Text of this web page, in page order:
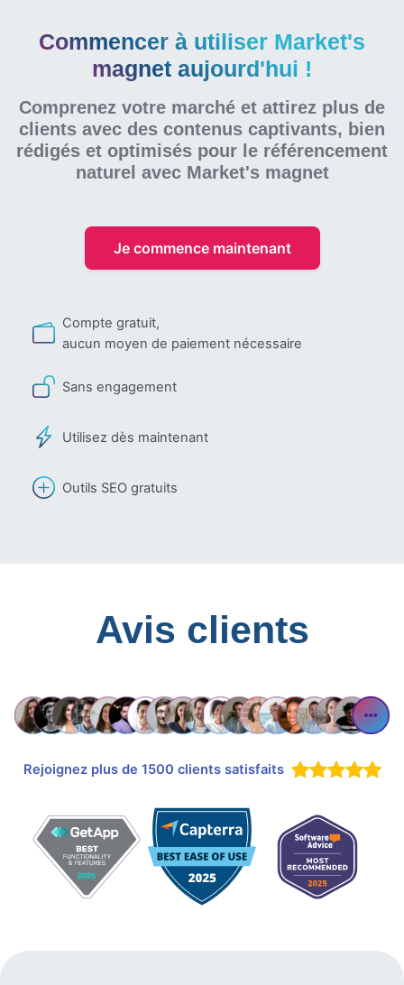
Commencer à utiliser Market's
magnet aujourd'hui !
Comprenez votre marché et attirez plus de
clients avec des contenus captivants, bien
rédigés et optimisés pour le référencement
naturel avec Market's magnet
Je commence maintenant
Compte gratuit,
aucun moyen de paiement nécessaire
Sans engagement
Utilisez dès maintenant
Outils SEO gratuits
Avis clients
Rejoignez plus de 1500 clients satisfaits